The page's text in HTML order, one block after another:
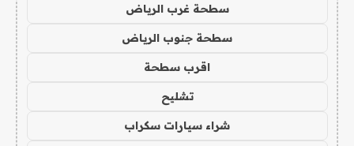
سطحة غرب الرياض
سطحة جنوب الرياض
اقرب سطحة
تشليح
شراء سيارات سكراب